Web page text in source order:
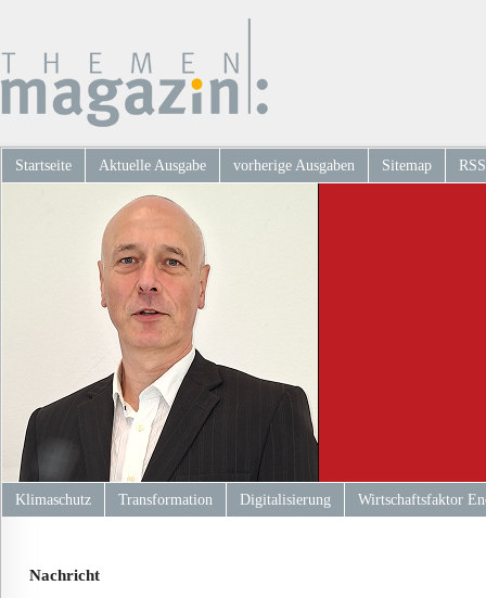
Startseite Aktuelle Ausgabe vorherige Ausgaben Sitemap RSS
Klimaschutz Transformation Digitalisierung Wirtschaftsfaktor
Nachricht